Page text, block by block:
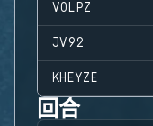
VOLPZ
JV92
KHEYZE
回合